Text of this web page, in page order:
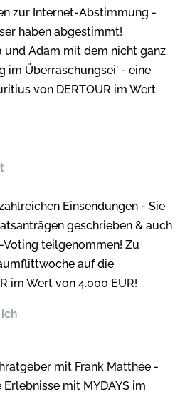
zur Internet-Abstimmung -
haben abgestimmt!
und Adam mit dem nicht ganz
im Überraschungsei' - eine
von DERTOUR im Wert
Einsendungen - Sie
geschrieben & auch
teilgenommen! Zu
auf die
im Wert von 4.000 EUR!
mit Frank Matthée -
mit MYDAYS im